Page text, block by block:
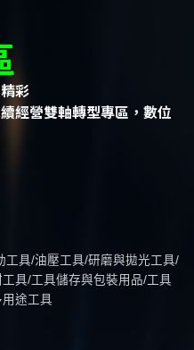
彩
經營雙軸轉型專區，數位
工具/油壓工具/研磨與拋光工具/
具/工具儲存與包裝用品/工具
途工具